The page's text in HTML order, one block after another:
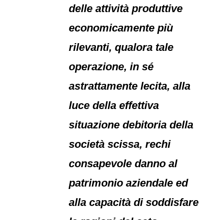
delle attività produttive
economicamente più
rilevanti, qualora tale
operazione, in sé
astrattamente lecita, alla
luce della effettiva
situazione debitoria della
società scissa, rechi
consapevole danno al
patrimonio aziendale ed
alla capacità di soddisfare